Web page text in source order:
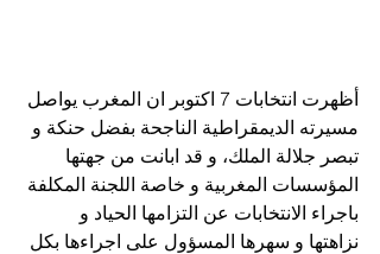
أظهرت انتخابات 7 اكتوبر ان المغرب يواصل
مسيرته الديمقراطية الناجحة بفضل حنكة و
تبصر جلالة الملك، و قد ابانت من جهتها
المؤسسات المغربية و خاصة اللجنة المكلفة
باجراء الانتخابات عن التزامها الحياد و
نزاهتها و سهرها المسؤول على اجراءها بكل